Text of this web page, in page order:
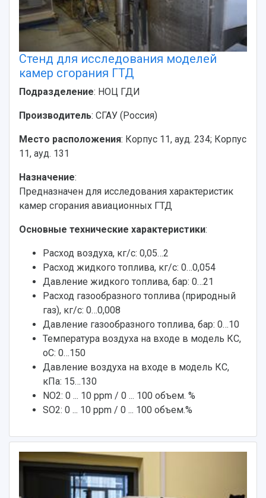
Стенд для исследования моделей
камер сгорания ГТД
Подразделение: НОЦ ГДИ
Производитель: СГАУ (Россия)
Место расположения: Корпус 11, ауд. 234; Корпус
11, ауд. 131
Назначение:
Предназначен для исследования характеристик
камер сгорания авиационных ГТД
Основные технические характеристики:
Расход воздуха, кг/с: 0,05…2
Расход жидкого топлива, кг/с: 0…0,054
Давление жидкого топлива, бар: 0…21
Расход газообразного топлива (природный
газ), кг/с: 0…0,008
Давление газообразного топлива, бар: 0…10
Температура воздуха на входе в модель КС,
оС: 0…150
Давление воздуха на входе в модель КС,
кПа: 15…130
NO2: 0 ... 10 ppm / 0 ... 100 объем. %
SO2: 0 ... 10 ppm / 0 ... 100 объем.%